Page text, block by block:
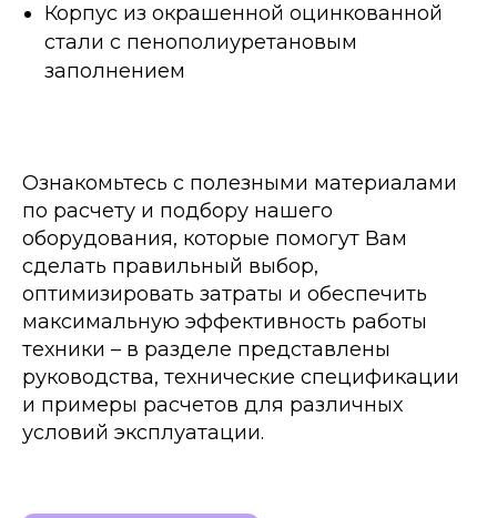
Корпус из окрашенной оцинкованной
стали с пенополиуретановым
заполнением
Ознакомьтесь с полезными материалами
по расчету и подбору нашего
оборудования, которые помогут Вам
сделать правильный выбор,
оптимизировать затраты и обеспечить
максимальную эффективность работы
техники – в разделе представлены
руководства, технические спецификации
и примеры расчетов для различных
условий эксплуатации.